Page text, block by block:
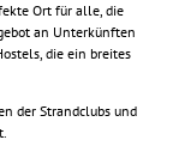
Ort für alle, die
an Unterkünften
die ein breites
der Strandclubs und